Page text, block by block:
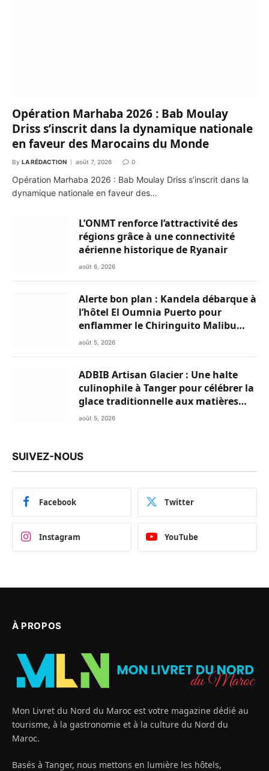
Opération Marhaba 2026 : Bab Moulay
Driss s’inscrit dans la dynamique nationale
en faveur des Marocains du Monde
By LA RÉDACTION août 7, 2026 0
Opération Marhaba 2026 : Bab Moulay Driss s’inscrit dans la
dynamique nationale en faveur des…
L’ONMT renforce l’attractivité des
régions grâce à une connectivité
aérienne historique de Ryanair
août 6, 2026
Alerte bon plan : Kandela débarque à
l’hôtel El Oumnia Puerto pour
enflammer le Chiringuito Malibu
Club
août 5, 2026
ADBIB Artisan Glacier : Une halte
culinophile à Tanger pour célébrer la
glace traditionnelle aux matières
premières de choix
août 5, 2026
SUIVEZ-NOUS
Facebook Twitter
Instagram YouTube
À PROPOS
Mon Livret du Nord du Maroc est votre magazine dédié au
tourisme, à la gastronomie et à la culture du Nord du
Maroc.
Basés à Tanger, nous mettons en lumière les hôtels,